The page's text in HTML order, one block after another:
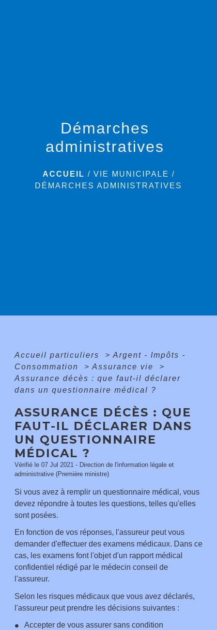
Démarches
administratives
ACCUEIL / VIE MUNICIPALE /
DÉMARCHES ADMINISTRATIVES
Accueil particuliers > Argent - Impôts -
Consommation
> Assurance vie
>
Assurance décès : que faut-il déclarer
dans un questionnaire médical ?
ASSURANCE DÉCÈS : QUE
FAUT-IL DÉCLARER DANS
UN QUESTIONNAIRE
MÉDICAL ?
Vérifié le 07 Jul 2021 - Direction de l'information légale et
administrative (Première ministre)
Si vous avez à remplir un questionnaire médical, vous
devez répondre à toutes les questions, telles qu'elles
sont posées.
En fonction de vos réponses, l'assureur peut vous
demander d'effectuer des examens médicaux. Dans ce
cas, les examens font l'objet d'un rapport médical
confidentiel rédigé par le médecin conseil de
l'assureur.
Selon les risques médicaux que vous avez déclarés,
l'assureur peut prendre les décisions suivantes :
Accepter de vous assurer sans condition